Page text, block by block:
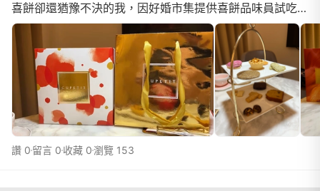
喜餅卻還猶豫不決的我，因好婚市集提供喜餅品味員試吃活
動，在因緣巧合下報名了。從一開始客服人員很親切地協...
讚 0 留言 0 收藏 0瀏覽 153